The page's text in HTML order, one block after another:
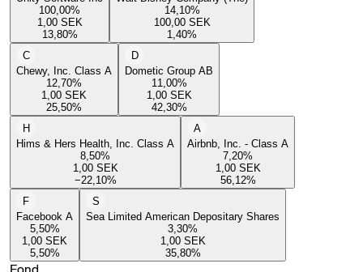
100,00%
1,00 SEK
13,80%
14,10%
100,00 SEK
1,40%
C
Chewy, Inc. Class A
12,70%
1,00 SEK
25,50%
D
Dometic Group AB
11,00%
1,00 SEK
42,30%
H
Hims & Hers Health, Inc. Class A
8,50%
1,00 SEK
−22,10%
A
Airbnb, Inc. - Class A
7,20%
1,00 SEK
56,12%
F
Facebook A
5,50%
1,00 SEK
5,50%
S
Sea Limited American Depositary Shares
3,30%
1,00 SEK
35,80%